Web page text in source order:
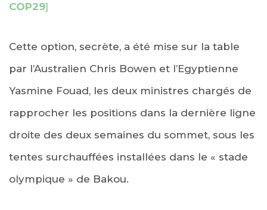
COP29]
Cette option, secrète, a été mise sur la table
par l’Australien Chris Bowen et l’Egyptienne
Yasmine Fouad, les deux ministres chargés de
rapprocher les positions dans la dernière ligne
droite des deux semaines du sommet, sous les
tentes surchauffées installées dans le « stade
olympique » de Bakou.